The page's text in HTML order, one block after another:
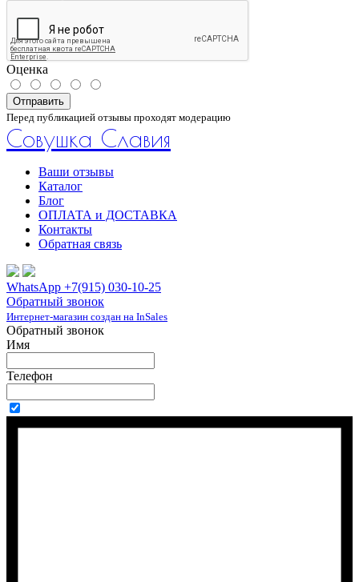
Оценка
Отправить
Перед публикацией отзывы проходят модерацию
Совушка Славия
Ваши отзывы
Каталог
Блог
ОПЛАТА и ДОСТАВКА
Контакты
Обратная связь
WhatsApp +7(915) 030-10-25
Обратный звонок
Интернет-магазин создан на InSales
Обратный звонок
Имя
Телефон